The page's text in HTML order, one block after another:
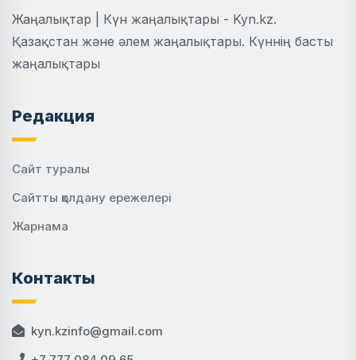
Жаңалықтар | Күн жаңалықтары - Kyn.kz.
Қазақстан және әлем жаңалықтары. Күннің басты
жаңалықтары
Редакция
Сайт туралы
Сайтты қолдану ережелері
Жарнама
Контакты
kyn.kzinfo@gmail.com